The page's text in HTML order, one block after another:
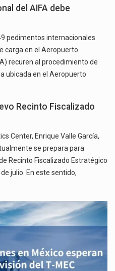
del AIFA debe
pedimentos internacionales
carga en el Aeropuerto
recuren al procedimiento de
ubicada en el Aeropuerto
Recinto Fiscalizado
Center, Enrique Valle García,
se prepara para
Recinto Fiscalizado Estratégico
julio. En este sentido,